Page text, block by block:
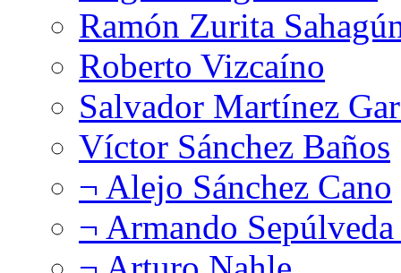
Ramón Zurita
Roberto Vizcaíno
Salvador Martínez
Víctor Sánchez Baños
¬ Alejo Sánchez Cano
¬ Armando